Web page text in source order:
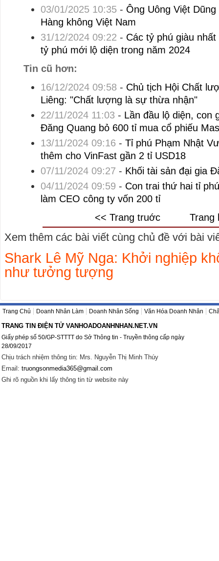
03/01/2025 10:35- Ông Uông Việt
Hàng không Việt Nam
31/12/2024 09:22 - Các tỷ phú giàu
tỷ phú mới lộ diện trong năm 2024
Tin cũ hơn:
16/12/2024 09:58 - Chủ tịch Hội Chất
Liêng: "Chất lượng là sự thừa nhận"
22/11/2024 11:03 - Lần đầu lộ diện, con
Đăng Quang bỏ 600 tỉ mua cổ phiếu
13/11/2024 09:16 - Tỉ phú Phạm Nhật
thêm cho VinFast gần 2 tỉ USD18
07/11/2024 09:27 - Khối tài sản đại gia
04/11/2024 09:59 - Con trai thứ hai tỉ
làm CEO công ty vốn 200 tỉ
<< Trang truớc
Trang
Xem thêm các bài viết cùng chủ đề với bài
Shark Lê Mỹ Nga: Khởi nghiệp
như tưởng tượng
Trang Chủ Doanh Nhân Làm Doanh Nhân Sống Văn Hóa Doanh Nhân
TRANG TIN ĐIỆN TỬ VANHOADOANHNHAN.NET.VN
Giấy phép số 50/GP-STTTT do Sở Thông tin - Truyền thông cấp ngày
28/09/2017
Chịu trách nhiệm thông tin: Mrs. Nguyễn Thị Minh Thúy
Email: truongsonmedia365@gmail.com
Ghi rõ nguồn khi lấy thông tin từ website này